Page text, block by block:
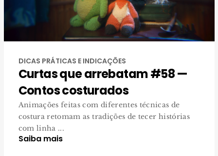
DICAS PRÁTICAS E INDICAÇÕES
Curtas que arrebatam #58 —
Contos costurados
Animações feitas com diferentes técnicas de
costura retomam as tradições de tecer histórias
com linha ...
Saiba mais